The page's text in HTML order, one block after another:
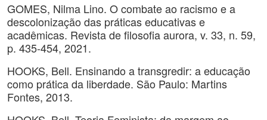
GOMES, Nilma Lino. O combate ao racismo e a
descolonização das práticas educativas e
acadêmicas. Revista de filosofia aurora, v. 33, n. 59,
p. 435-454, 2021.
HOOKS, Bell. Ensinando a transgredir: a educação
como prática da liberdade. São Paulo: Martins
Fontes, 2013.